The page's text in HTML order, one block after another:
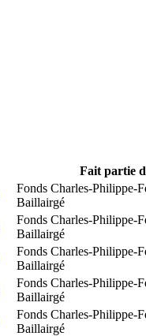
Fait partie
Fonds Charles-Philippe-
Baillairgé
Fonds Charles-Philippe-
Baillairgé
Fonds Charles-Philippe-
Baillairgé
Fonds Charles-Philippe-
Baillairgé
Fonds Charles-Philippe-
Baillairgé